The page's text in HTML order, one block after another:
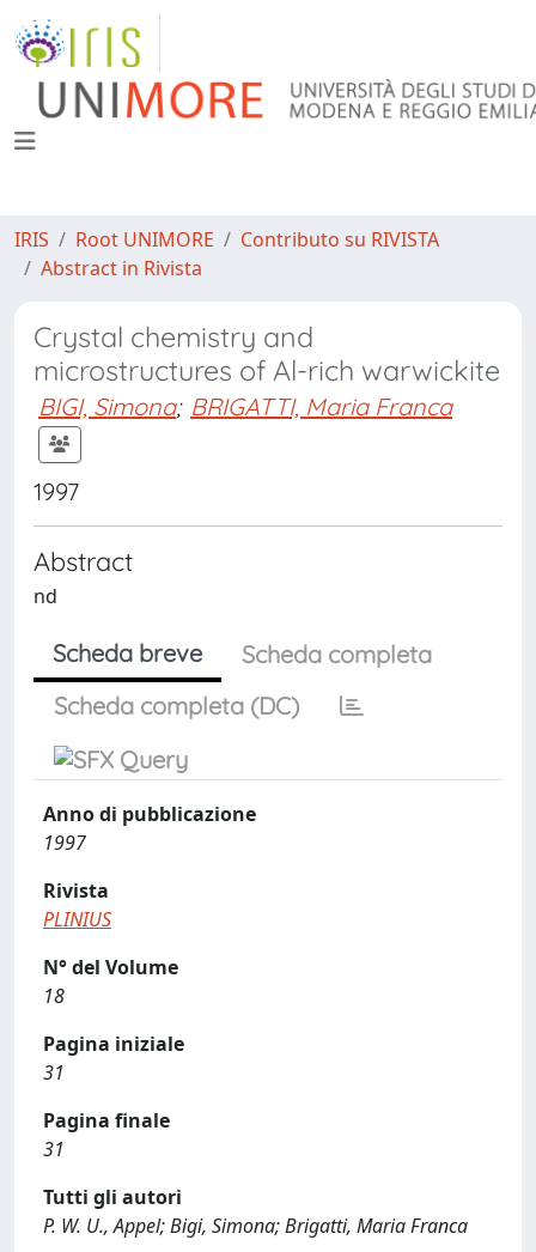
IRIS Root UNIMORE
Contributo su RIVISTA
Abstract in Rivista
Crystal chemistry and
microstructures of Al-rich warwickite
BIGI, Simona; BRIGATTI, Maria Franca
1997
Abstract
nd
Scheda breve
Scheda completa
Scheda completa (DC)
Anno di pubblicazione
1997
Rivista
PLINIUS
N° del Volume
18
Pagina iniziale
31
Pagina finale
31
Tutti gli autori
P. W. U., Appel; Bigi, Simona; Brigatti, Maria Franca